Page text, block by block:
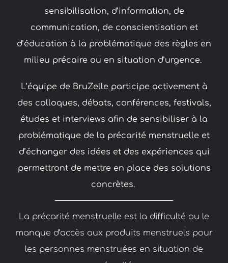
sensibilisation, d’information, de
communication, de conscientisation et
d’éducation à la problématique des règles en
milieu précaire ou en situation d’urgence.
L’équipe de BruZelle participe activement à
des colloques, débats, conférences, festivals,
études et interviews afin de sensibiliser à la
problématique de la précarité menstruelle et
d’échanger des idées et des expériences qui
permettront de mettre en place des solutions
concrètes.
La précarité menstruelle est la difficulté ou le
manque d’accès aux produits menstruels pour
les personnes menstruées en situation de